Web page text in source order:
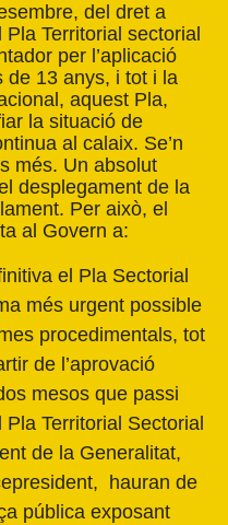
del dret a
Pla Territorial sectorial
per l’aplicació
de 13 anys, i tot i la
aquest Pla,
la situació de
al calaix. Se’n
més. Un absolut
desplegament de la
Per això, el
al Govern a:
el Pla Sectorial
més urgent possible
procedimentals, tot
de l’aprovació
mesos que passi
Territorial Sectorial
de la Generalitat,
hauran de
pública exposant